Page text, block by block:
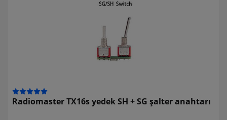
Radiomaster TX16s yedek SH + SG şalter anahtarı